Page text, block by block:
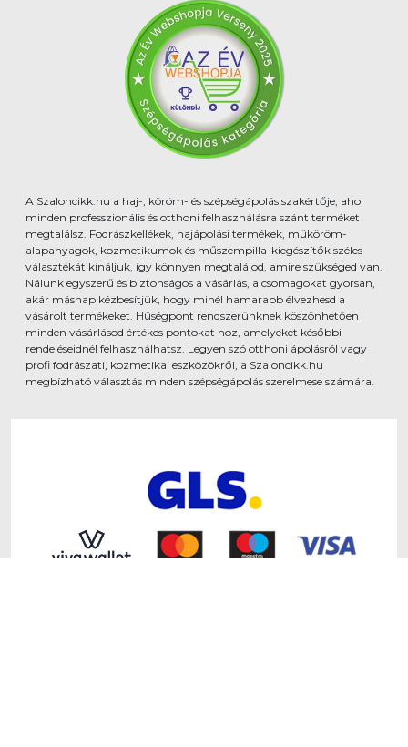
A Szaloncikk.hu a haj-, köröm- és szépségápolás szakértője, ahol
minden professzionális és otthoni felhasználásra szánt terméket
megtalálsz. Fodrászkellékek, hajápolási termékek, műköröm-
alapanyagok, kozmetikumok és műszempilla-kiegészítők széles
választékát kínáljuk, így könnyen megtalálod, amire szükséged van.
Nálunk egyszerű és biztonságos a vásárlás, a csomagokat gyorsan,
akár másnap kézbesítjük, hogy minél hamarabb élvezhesd a
vásárolt termékeket. Hűségpont rendszerünknek köszönhetően
minden vásárlásod értékes pontokat hoz, amelyeket későbbi
rendeléseidnél felhasználhatsz. Legyen szó otthoni ápolásról vagy
profi fodrászati, kozmetikai eszközökről, a Szaloncikk.hu
megbízható választás minden szépségápolás szerelmese számára.